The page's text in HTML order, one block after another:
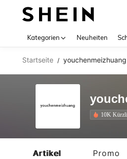
Kategorien Neuheiten
Startseite / youchenmeizhuang
10K
Artikel Promo